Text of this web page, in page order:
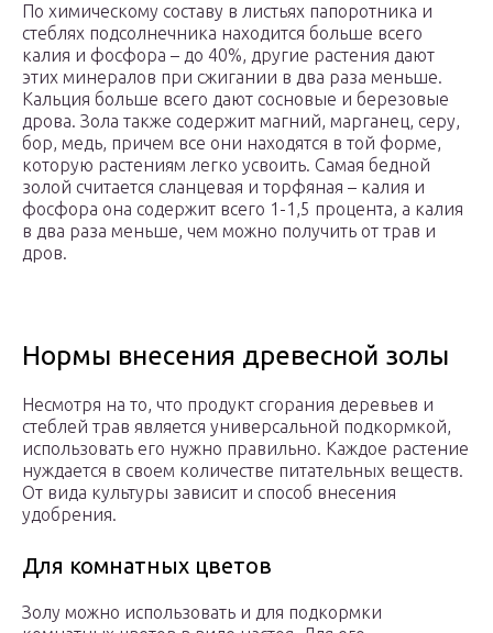
По химическому составу в листьях папоротника и
стеблях подсолнечника находится больше всего
калия и фосфора – до 40%, другие растения дают
этих минералов при сжигании в два раза меньше.
Кальция больше всего дают сосновые и березовые
дрова. Зола также содержит магний, марганец, серу,
бор, медь, причем все они находятся в той форме,
которую растениям легко усвоить. Самая бедной
золой считается сланцевая и торфяная – калия и
фосфора она содержит всего 1-1,5 процента, а калия
в два раза меньше, чем можно получить от трав и
дров.
Нормы внесения древесной золы
Несмотря на то, что продукт сгорания деревьев и
стеблей трав является универсальной подкормкой,
использовать его нужно правильно. Каждое растение
нуждается в своем количестве питательных веществ.
От вида культуры зависит и способ внесения
удобрения.
Для комнатных цветов
Золу можно использовать и для подкормки